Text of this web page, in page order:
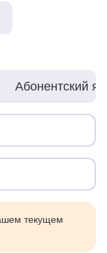
Абонентский
текущем